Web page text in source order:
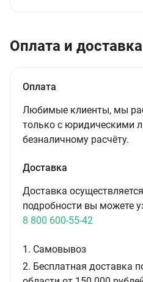
Оплата и доставка
Оплата
Любимые клиенты, мы
только с юридическими
безналичному расчёту.
Доставка
Доставка
подробности вы можете
8 800 600-55-42
1. Самовывоз
2. Бесплатная доставка